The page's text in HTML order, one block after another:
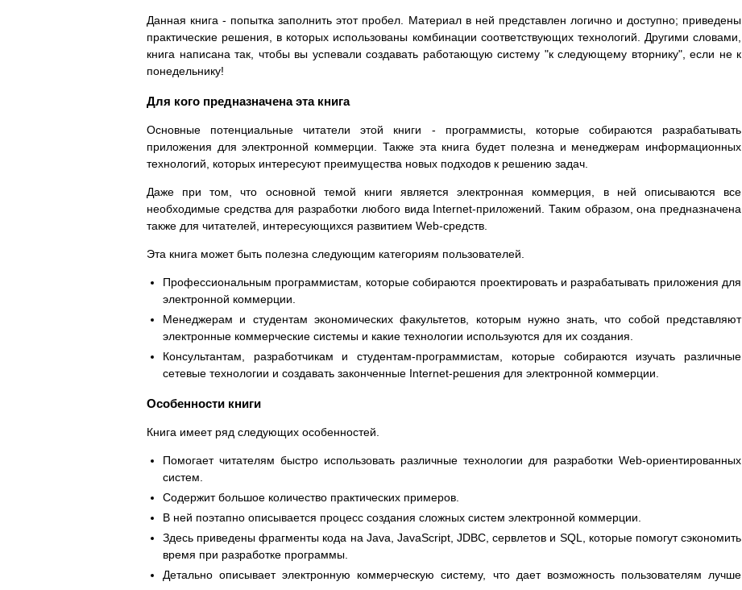
Данная книга - попытка заполнить этот пробел. Материал в ней представлен логично и доступно; приведены
практические решения, в которых использованы комбинации соответствующих технологий. Другими словами,
книга написана так, чтобы вы успевали создавать работающую систему "к следующему вторнику", если не к
понедельнику!
Для кого предназначена эта книга
Основные потенциальные читатели этой книги - программисты, которые собираются разрабатывать
приложения для электронной коммерции. Также эта книга будет полезна и менеджерам информационных
технологий, которых интересуют преимущества новых подходов к решению задач.
Даже при том, что основной темой книги является электронная коммерция, в ней описываются все
необходимые средства для разработки любого вида Internet-приложений. Таким образом, она предназначена
также для читателей, интересующихся развитием Web-средств.
Эта книга может быть полезна следующим категориям пользователей.
Профессиональным программистам, которые собираются проектировать и разрабатывать приложения для
электронной коммерции.
Менеджерам и студентам экономических факультетов, которым нужно знать, что собой представляют
электронные коммерческие системы и какие технологии используются для их создания.
Консультантам, разработчикам и студентам-программистам, которые собираются изучать различные
сетевые технологии и создавать законченные Internet-решения для электронной коммерции.
Особенности книги
Книга имеет ряд следующих особенностей.
Помогает читателям быстро использовать различные технологии для разработки Web-ориентированных
систем.
Содержит большое количество практических примеров.
В ней поэтапно описывается процесс создания сложных систем электронной коммерции.
Здесь приведены фрагменты кода на Java, JavaScript, JDBC, сервлетов и SQL, которые помогут сэкономить
время при разработке программы.
Детально описывает электронную коммерческую систему, что дает возможность пользователям лучше